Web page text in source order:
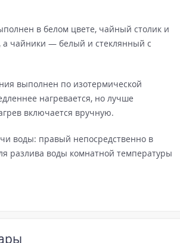
в белом цвете, чайный столик и
чайники — белый и стеклянный с
выполнен по изотермической
нагревается, но лучше
включается вручную.
воды: правый непосредственно в
разлива воды комнатной температуры